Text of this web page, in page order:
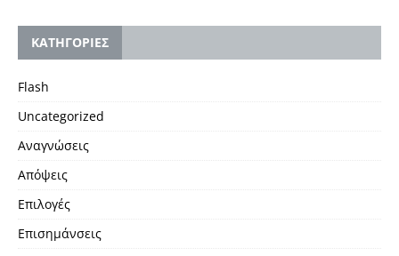
KΑΤΗΓΟΡΙΕΣ
Flash
Uncategorized
Αναγνώσεις
Απόψεις
Επιλογές
Επισημάνσεις